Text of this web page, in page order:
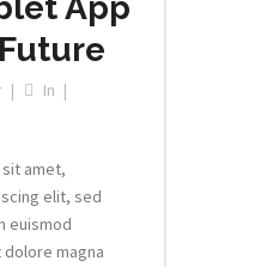
In
amet,
elit, sed
euismod
magna